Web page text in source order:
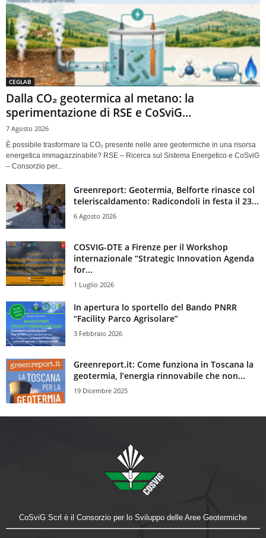
CEGLAB
Dalla CO₂ geotermica al metano: la
sperimentazione di RSE e CoSviG...
7 Agosto 2026
È possibile trasformare la CO₂ presente nelle aree geotermiche in una risorsa
energetica immagazzinabile? RSE – Ricerca sul Sistema Energetico e CoSviG
– Consorzio per...
Greenreport: Geotermia, Belforte rinasce col
teleriscaldamento: Radicondoli in festa il 23...
6 Agosto 2026
COSVIG-DTE a Firenze per il Workshop
internazionale “Strategic Innovation Agenda
for...
1 Luglio 2026
In apertura lo sportello del Bando PNRR
“Facility Parco Agrisolare”
3 Febbraio 2026
Greenreport.it: Come funziona in Toscana la
geotermia, l’energia rinnovabile che non...
19 Dicembre 2025
CoSviG Scrl è il Consorzio per lo Sviluppo delle Aree Geotermiche